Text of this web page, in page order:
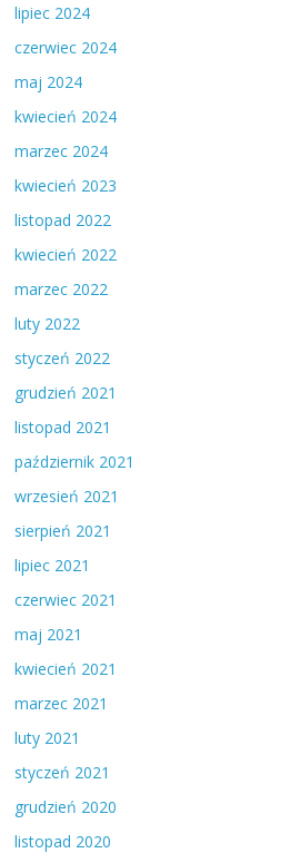
lipiec 2024
czerwiec 2024
maj 2024
kwiecień 2024
marzec 2024
kwiecień 2023
listopad 2022
kwiecień 2022
marzec 2022
luty 2022
styczeń 2022
grudzień 2021
listopad 2021
październik 2021
wrzesień 2021
sierpień 2021
lipiec 2021
czerwiec 2021
maj 2021
kwiecień 2021
marzec 2021
luty 2021
styczeń 2021
grudzień 2020
listopad 2020